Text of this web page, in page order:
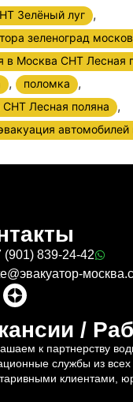
Зелёный луг ,
зеленоград
в Москва СНТ Лесная
, поломка ,
СНТ Лесная поляна ,
(901) 839-24-42
/
к партнерству
службы из
клиентами,